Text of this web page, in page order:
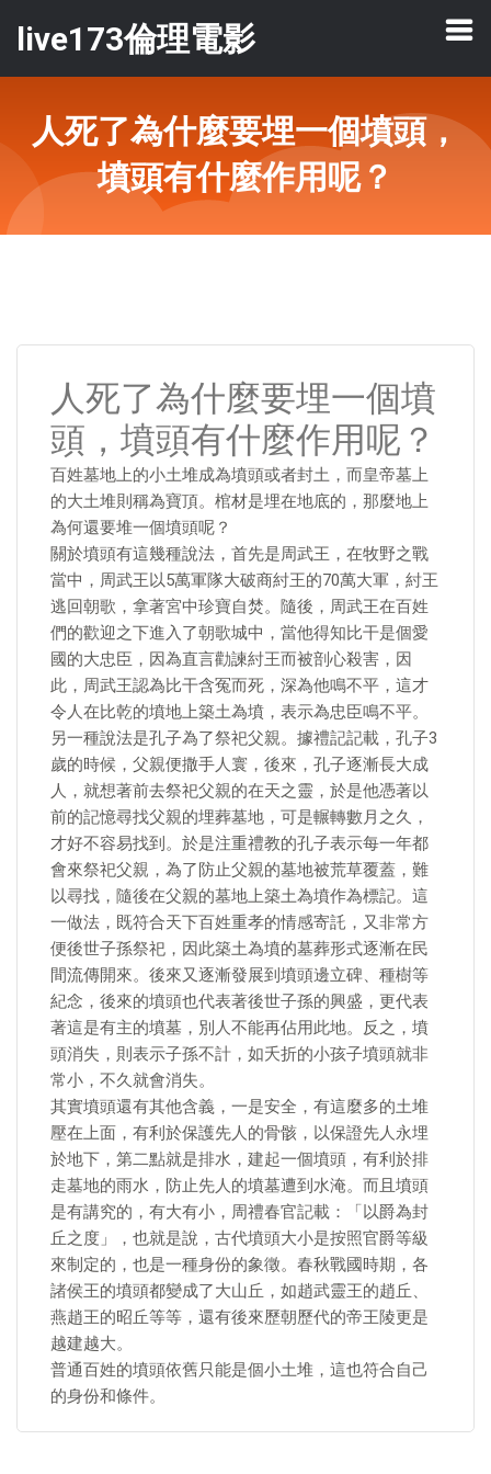
live173倫理電影
人死了為什麼要埋一個墳頭，
墳頭有什麼作用呢？
人死了為什麼要埋一個墳
頭，墳頭有什麼作用呢？
百姓墓地上的小土堆成為墳頭或者封土，而皇帝墓上
的大土堆則稱為寶頂。棺材是埋在地底的，那麼地上
為何還要堆一個墳頭呢？
關於墳頭有這幾種說法，首先是周武王，在牧野之戰
當中，周武王以5萬軍隊大破商紂王的70萬大軍，紂王
逃回朝歌，拿著宮中珍寶自焚。隨後，周武王在百姓
們的歡迎之下進入了朝歌城中，當他得知比干是個愛
國的大忠臣，因為直言勸諫紂王而被剖心殺害，因
此，周武王認為比干含冤而死，深為他鳴不平，這才
令人在比乾的墳地上築土為墳，表示為忠臣鳴不平。
另一種說法是孔子為了祭祀父親。據禮記記載，孔子3
歲的時候，父親便撒手人寰，後來，孔子逐漸長大成
人，就想著前去祭祀父親的在天之靈，於是他憑著以
前的記憶尋找父親的埋葬墓地，可是輾轉數月之久，
才好不容易找到。於是注重禮教的孔子表示每一年都
會來祭祀父親，為了防止父親的墓地被荒草覆蓋，難
以尋找，隨後在父親的墓地上築土為墳作為標記。這
一做法，既符合天下百姓重孝的情感寄託，又非常方
便後世子孫祭祀，因此築土為墳的墓葬形式逐漸在民
間流傳開來。後來又逐漸發展到墳頭邊立碑、種樹等
紀念，後來的墳頭也代表著後世子孫的興盛，更代表
著這是有主的墳墓，別人不能再佔用此地。反之，墳
頭消失，則表示子孫不計，如夭折的小孩子墳頭就非
常小，不久就會消失。
其實墳頭還有其他含義，一是安全，有這麼多的土堆
壓在上面，有利於保護先人的骨骸，以保證先人永埋
於地下，第二點就是排水，建起一個墳頭，有利於排
走墓地的雨水，防止先人的墳墓遭到水淹。而且墳頭
是有講究的，有大有小，周禮春官記載：「以爵為封
丘之度」，也就是說，古代墳頭大小是按照官爵等級
來制定的，也是一種身份的象徵。春秋戰國時期，各
諸侯王的墳頭都變成了大山丘，如趙武靈王的趙丘、
燕趙王的昭丘等等，還有後來歷朝歷代的帝王陵更是
越建越大。
普通百姓的墳頭依舊只能是個小土堆，這也符合自己
的身份和條件。